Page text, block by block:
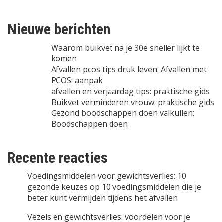
Nieuwe berichten
Waarom buikvet na je 30e sneller lijkt te
komen
Afvallen pcos tips druk leven: Afvallen met
PCOS: aanpak
afvallen en verjaardag tips: praktische gids
Buikvet verminderen vrouw: praktische gids
Gezond boodschappen doen valkuilen:
Boodschappen doen
Recente reacties
Voedingsmiddelen voor gewichtsverlies: 10
gezonde keuzes op 10 voedingsmiddelen die je
beter kunt vermijden tijdens het afvallen
Vezels en gewichtsverlies: voordelen voor je